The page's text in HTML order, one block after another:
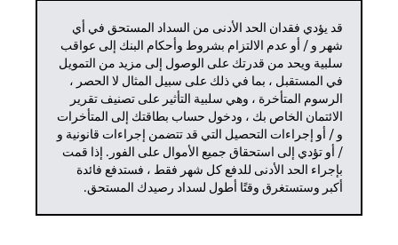
قد يؤدي فقدان الحد الأدنى من السداد المستحق في أي
شهر و / أو عدم الالتزام بشروط وأحكام البنك إلى عواقب
سلبية ويحد من قدرتك على الوصول إلى مزيد من التمويل
في المستقبل ، بما في ذلك على سبيل المثال لا الحصر ،
الرسوم المتأخرة ، وهي سلبية التأثير على تصنيف تقرير
الائتمان الخاص بك ، ودخول حساب بطاقتك إلى المتأخرات
و / أو إجراءات التحصيل التي قد تتضمن إجراءات قانونية و
/ أو تؤدي إلى استحقاق جميع الأموال على الفور. إذا قمت
بإجراء الحد الأدنى للدفع كل شهر فقط ، فستدفع فائدة
أكبر وستستغرق وقتًا أطول لسداد رصيدك المستحق.